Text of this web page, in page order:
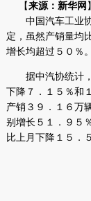
【来源：新华网
中国汽车工业协
定，虽然产销量均
增长均超过５０％。
据中汽协统计，
下降７．１５％和
产销３９．１６万
别增长５１．９５
比上月下降１５．